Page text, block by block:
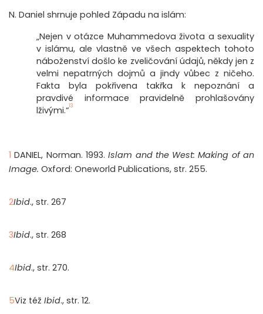
N. Daniel shrnuje pohled Západu na islám:
„Nejen v otázce Muhammedova života a sexuality
v islámu, ale vlastně ve všech aspektech tohoto
náboženství došlo ke zveličování údajů, někdy jen z
velmi nepatrných dojmů a jindy vůbec z ničeho.
Fakta byla pokřivena takřka k nepoznání a
pravdivé informace pravidelně prohlašovány
lživými.“13
1 DANIEL, Norman. 1993.Islam and the West: Making of an
Image. Oxford: Oneworld Publications, str. 255.
2Ibid., str. 267
3Ibid., str. 268
4Ibid., str. 270.
5Viz též Ibid., str. 12.